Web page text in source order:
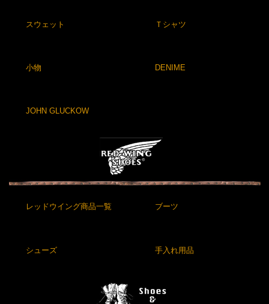
スウェット Ｔシャツ
小物 DENIME
JOHN GLUCKOW
レッドウイング商品一覧 ブーツ
シューズ 手入れ用品